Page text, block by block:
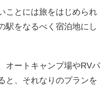
ことには旅をはじめられ
駅をなるべく宿泊地にし
オートキャンプ場やRVパ
と、それなりのプランを